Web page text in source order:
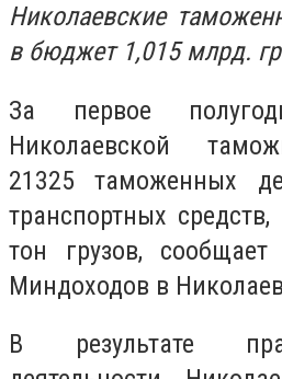
Николаевские
в бюджет 1,015 млрд.
За первое
Николаевской
21325 таможенных
транспортных
тон грузов,
Миндоходов в
В результате